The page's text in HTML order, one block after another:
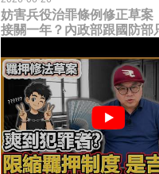
妨害兵役治罪條例修正草案
接關一年？內政部跟國防部
題？